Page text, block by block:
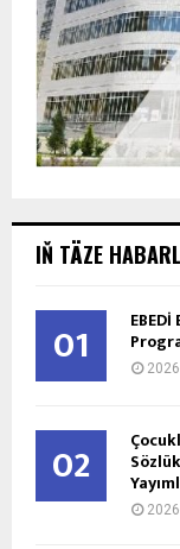
IŇ TÄZE
01
02